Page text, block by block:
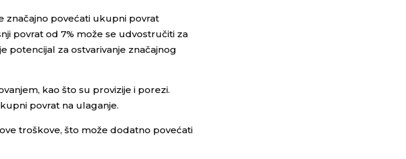
značajno povećati ukupni povrat
povrat od 7% može se udvostručiti za
potencijal za ostvarivanje značajnog
kao što su provizije i porezi.
povrat na ulaganje.
troškove, što može dodatno povećati